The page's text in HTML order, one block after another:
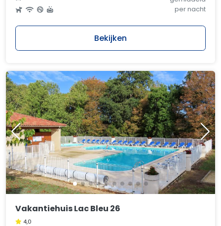
per nacht
Bekijken
Vakantiehuis Lac Bleu 26
4,0